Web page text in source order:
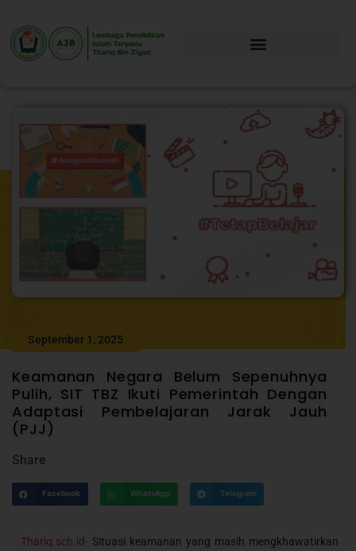
September 1, 2025
Keamanan Negara Belum Sepenuhnya
Pulih, SIT TBZ Ikuti Pemerintah Dengan
Adaptasi Pembelajaran Jarak Jauh
(PJJ)
Share
Facebook WhatsApp Telegram
Thariq.sch.id- Situasi keamanan yang masih mengkhawatirkan